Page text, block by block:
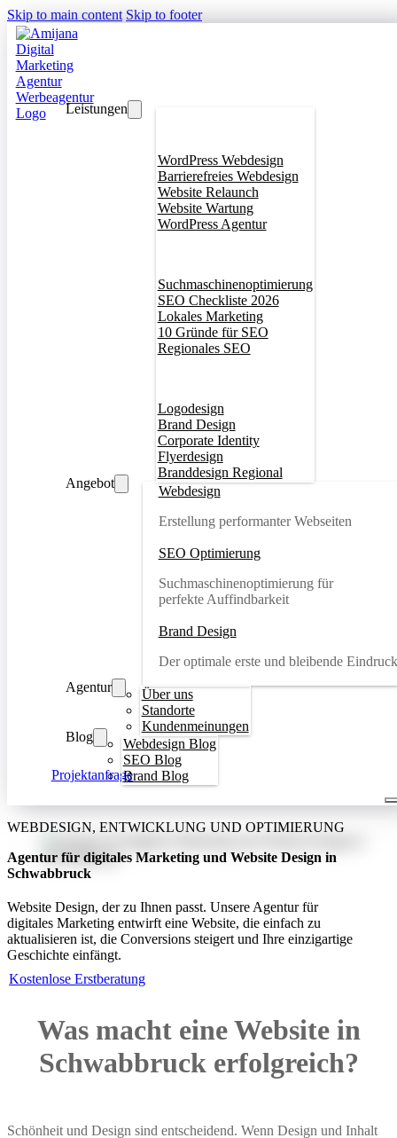
Skip to main content Skip to footer
Leistungen
WordPress Webdesign
Barrierefreies Webdesign
Website Relaunch
Website Wartung
WordPress Agentur
Suchmaschinenoptimierung
SEO Checkliste 2026
Lokales Marketing
10 Gründe für SEO
Regionales SEO
Logodesign
Brand Design
Corporate Identity
Flyerdesign
Branddesign Regional
Angebot
Webdesign
Erstellung performanter Webseiten
SEO Optimierung
Suchmaschinenoptimierung für
perfekte Auffindbarkeit
Brand Design
Der optimale erste und bleibende Eindruck
Agentur
Über uns
Standorte
Kundenmeinungen
Blog
Webdesign Blog
SEO Blog
Brand Blog
Projektanfrage
WEBDESIGN, ENTWICKLUNG UND OPTIMIERUNG
Agentur für digitales Marketing und Website Design in
Schwabbruck
Website Design, der zu Ihnen passt. Unsere Agentur für
digitales Marketing entwirft eine Website, die einfach zu
aktualisieren ist, die Conversions steigert und Ihre einzigartige
Geschichte einfängt.
Kostenlose Erstberatung
Was macht eine Website in
Schwabbruck erfolgreich?
Schönheit und Design sind entscheidend. Wenn Design und Inhalt